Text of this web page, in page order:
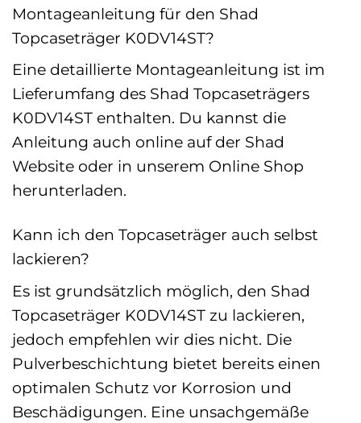
Montageanleitung für den Shad
Topcaseträger K0DV14ST?
Eine detaillierte Montageanleitung ist im
Lieferumfang des Shad Topcaseträgers
K0DV14ST enthalten. Du kannst die
Anleitung auch online auf der Shad
Website oder in unserem Online Shop
herunterladen.
Kann ich den Topcaseträger auch selbst
lackieren?
Es ist grundsätzlich möglich, den Shad
Topcaseträger K0DV14ST zu lackieren,
jedoch empfehlen wir dies nicht. Die
Pulverbeschichtung bietet bereits einen
optimalen Schutz vor Korrosion und
Beschädigungen. Eine unsachgemäße